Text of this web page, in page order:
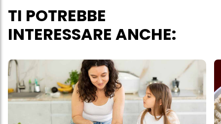
TI POTREBBE
INTERESSARE ANCHE: